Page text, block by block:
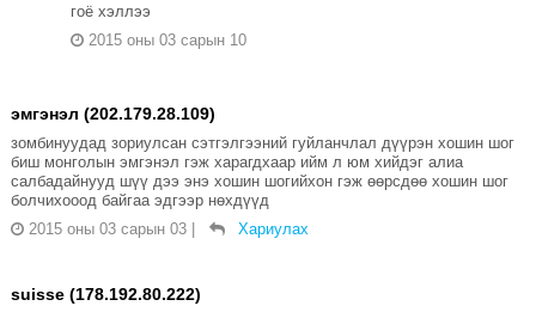
гоё хэллээ
2015 оны 03 сарын 10
эмгэнэл (202.179.28.109)
зомбинуудад зориулсан сэтгэлгээний гуйланчлал дүүрэн хошин шог
биш монголын эмгэнэл гэж харагдхаар ийм л юм хийдэг алиа
салбадайнууд шүү дээ энэ хошин шогийхон гэж өөрсдөө хошин шог
болчихооод байгаа эдгээр нөхдүүд
2015 оны 03 сарын 03
Хариулах
suisse (178.192.80.222)